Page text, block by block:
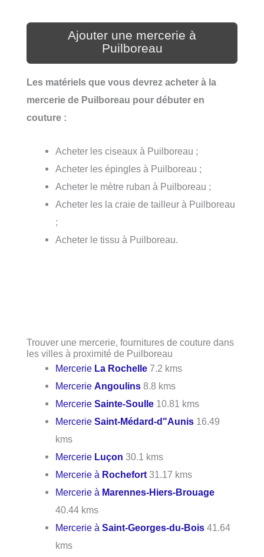
Ajouter une mercerie à
Puilboreau
Les matériels que vous devrez acheter à la
mercerie de Puilboreau pour débuter en
couture :
Acheter les ciseaux à Puilboreau ;
Acheter les épingles à Puilboreau ;
Acheter le mètre ruban à Puilboreau ;
Acheter les la craie de tailleur à Puilboreau
;
Acheter le tissu à Puilboreau.
Trouver une mercerie, fournitures de couture dans
les villes à proximité de Puilboreau
Mercerie La Rochelle 7.2 kms
MercerieAngoulins 8.8 kms
MercerieSainte-Soulle 10.81 kms
MercerieSaint-Médard-d"Aunis 16.49
kms
Mercerie Luçon 30.1 kms
Mercerie à Rochefort 31.17 kms
Mercerie à Marennes-Hiers-Brouage
40.44 kms
Mercerie àSaint-Georges-du-Bois 41.64
kms